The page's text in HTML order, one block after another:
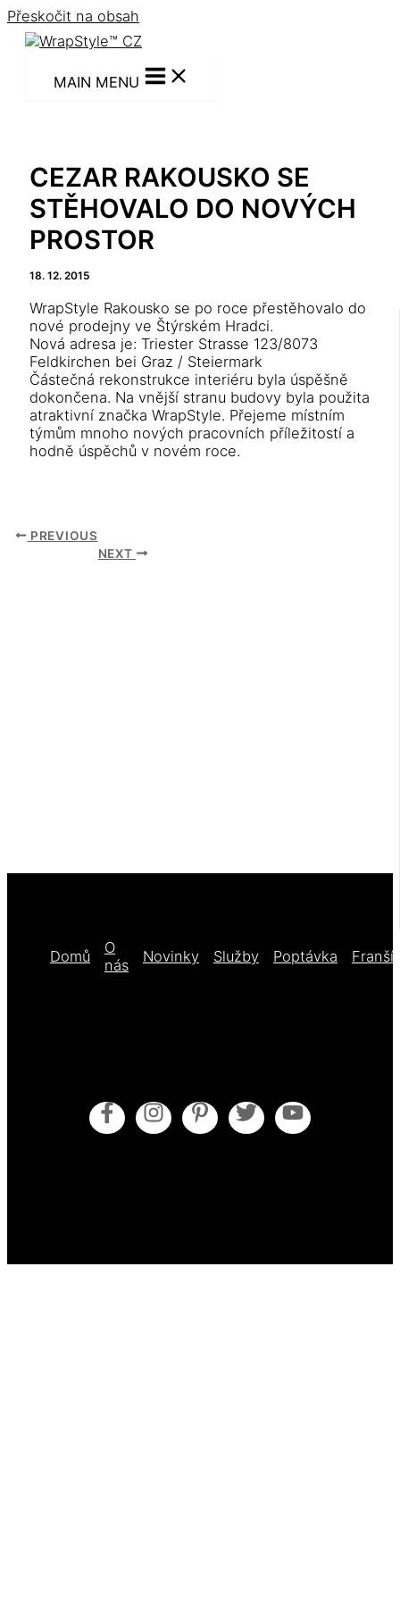
Přeskočit na obsah
MAIN MENU
CEZAR RAKOUSKO SE
STĚHOVALO DO NOVÝCH
PROSTOR
18. 12. 2015
WrapStyle Rakousko se po roce přestěhovalo do
nové prodejny ve Štýrském Hradci.
Nová adresa je: Triester Strasse 123/8073
Feldkirchen bei Graz / Steiermark
Částečná rekonstrukce interiéru byla úspěšně
dokončena. Na vnější stranu budovy byla použita
atraktivní značka WrapStyle. Přejeme místním
týmům mnoho nových pracovních příležitostí a
hodně úspěchů v novém roce.
PREVIOUS
NEXT
Domů
O
nás
Novinky Služby Poptávka